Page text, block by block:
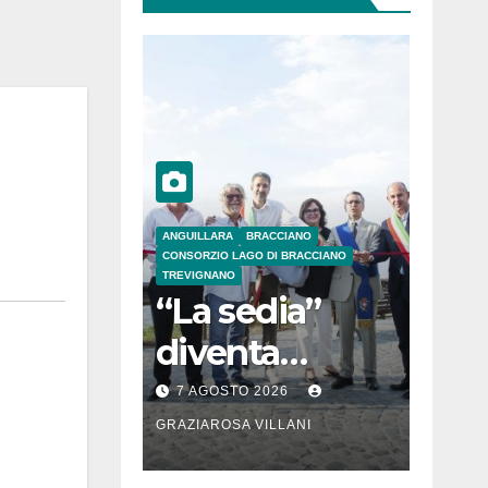
ANGUILLARA
BRACCIANO
CONSORZIO LAGO DI BRACCIANO
TREVIGNANO
“La sedia”
diventa
Belvedere sul
lago di
Bracciano: ieri
7 AGOSTO 2026
GRAZIAROSA VILLANI